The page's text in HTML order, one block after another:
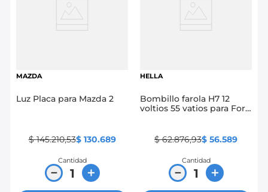
MAZDA
Luz Placa para Mazda 2
$ 145.210,53$ 130.689
Cantidad
＋
－
HELLA
Bombillo farola H7 12
voltios 55 vatios para Ford
$ 62.876,93$ 56.589
Cantidad
＋
－